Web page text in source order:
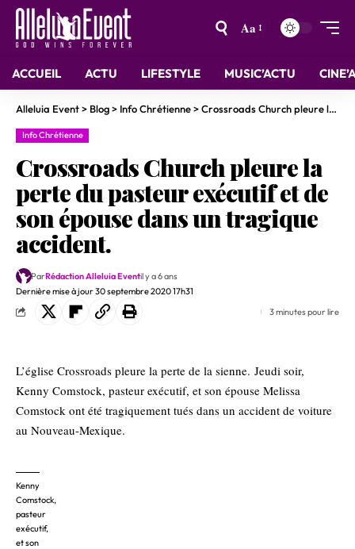
Aa
ACCUEIL ACTU LIFESTYLE MUSIC’ACTU
Alleluia Event> Blog> Info Chrétienne>Crossroads Church pleure la perte du pasteur exécutif et de son épouse dans un tragique accident.
Info Chrétienne
Crossroads Church pleure la
perte du pasteur exécutif et de
son épouse dans un tragique
accident.
Dernière mise à jour 30 septembre 2020 17h31
ParRédaction Alleluia Eventil y a 6 ans
3 minutes pour lire
L’église Crossroads pleure la perte de la sienne. Jeudi soir,
Kenny Comstock, pasteur exécutif, et son épouse Melissa
Comstock ont ​​été tragiquement tués dans un accident de voiture
au Nouveau-Mexique.
Kenny
Comstock,
pasteur
exécutif,
et son